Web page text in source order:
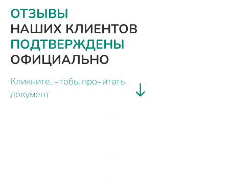
ОТЗЫВЫ
НАШИХ КЛИЕНТОВ
ПОДТВЕРЖДЕНЫ
ОФИЦИАЛЬНО
Кликните, чтобы прочитать
документ